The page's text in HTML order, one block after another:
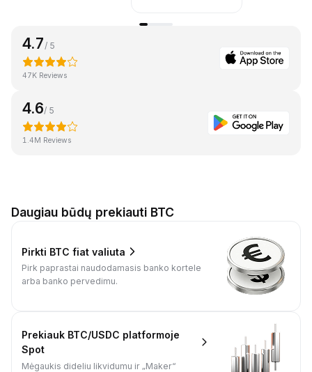
4.7/ 5
47K Reviews
4.6/ 5
1.4M Reviews
Daugiau būdų prekiauti BTC
Pirkti BTC fiat valiuta
Pirk paprastai naudodamasis banko kortele
arba banko pervedimu.
Prekiauk BTC/USDC platformoje
Spot
Mėgaukis dideliu likvidumu ir „Maker“